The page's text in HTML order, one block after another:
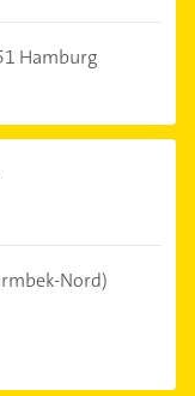
Hamburg
Nord)